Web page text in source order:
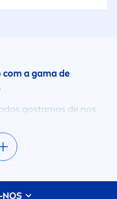
com a gama de
gostamos de nos
para o sol. Seja para
nocivos, tratar a pele
o seu belo
NOS